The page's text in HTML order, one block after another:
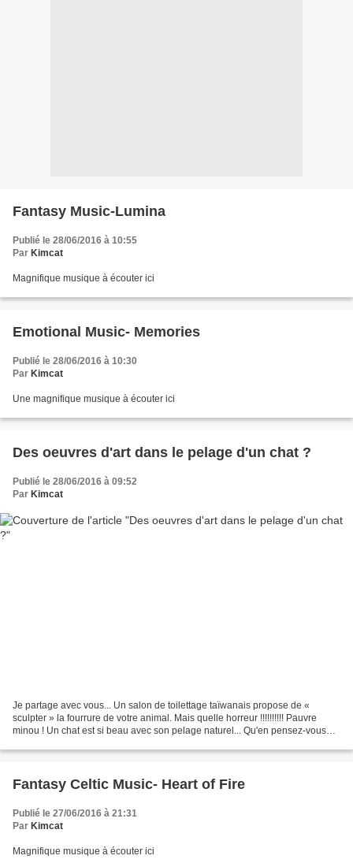
Fantasy Music-Lumina
Publié le 28/06/2016 à 10:55
Par Kimcat
Magnifique musique à écouter ici
Emotional Music- Memories
Publié le 28/06/2016 à 10:30
Par Kimcat
Une magnifique musique à écouter ici
Des oeuvres d'art dans le pelage d'un chat ?
Publié le 28/06/2016 à 09:52
Par Kimcat
Je partage avec vous... Un salon de toilettage taïwanais propose de «
sculpter » la fourrure de votre animal. Mais quelle horreur !!!!!!!!!! Pauvre
minou ! Un chat est si beau avec son pelage naturel... Qu'en pensez-vous
Fantasy Celtic Music- Heart of Fire
Publié le 27/06/2016 à 21:31
Par Kimcat
Magnifique musique à écouter ici